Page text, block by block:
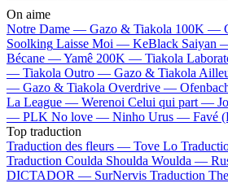
On aime
Notre Dame — Gazo & Tiakola 100K —
Soolking Laisse Moi — KeBlack Saiyan
Bécane —Yamê 200K — Tiakola
— Tiakola Outro — Gazo & Tiakola
— Gazo & Tiakola Overdrive —
La League — Werenoi Celui qui part —
— PLK No love — Ninho Urus — Favé
Top traduction
Traduction des fleurs — Tove Lo
Traduction Coulda Shoulda Woulda —
DICTADOR — SurNervis Traduction